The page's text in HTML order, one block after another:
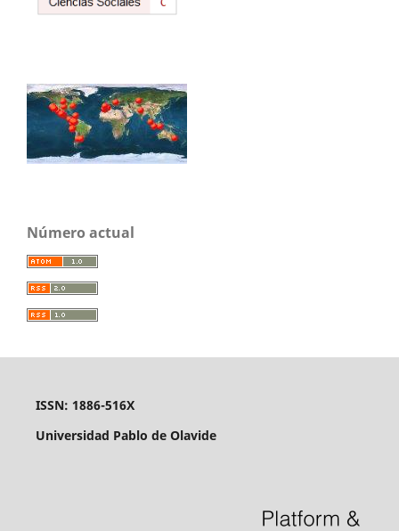
Número actual
ISSN: 1886-516X
Universidad Pablo de Olavide